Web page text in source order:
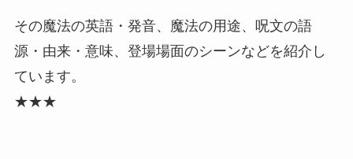
その魔法の英語・発音、魔法の用途、呪文の語
源・由来・意味、登場場面のシーンなどを紹介し
ています。
★★★